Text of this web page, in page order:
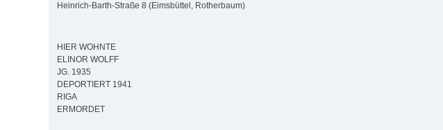
Heinrich-Barth-Straße 8 (Eimsbüttel, Rotherbaum)
HIER WOHNTE
ELINOR WOLFF
JG. 1935
DEPORTIERT 1941
RIGA
ERMORDET